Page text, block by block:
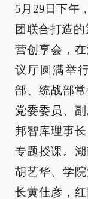
5月29日下午
团联合打造
营创享会，
议厅圆满举
部、统战部
党委委员、
邦智库理事
专题授课。
胡艺华、学
长黄佳彦，